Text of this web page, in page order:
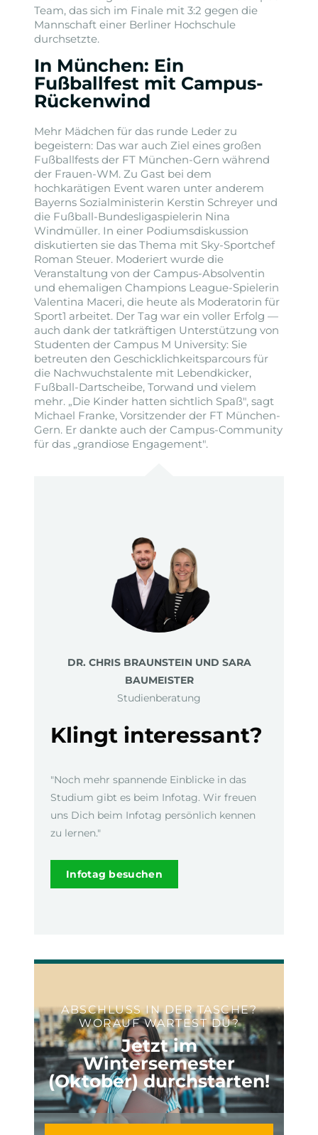
Team, das sich im Finale mit 3:2 gegen die
Mannschaft einer Berliner Hochschule
durchsetzte.
In München: Ein
Fußballfest mit Campus-
Rückenwind
Mehr Mädchen für das runde Leder zu
begeistern: Das war auch Ziel eines großen
Fußballfests der FT München-Gern während
der Frauen-WM. Zu Gast bei dem
hochkarätigen Event waren unter anderem
Bayerns Sozialministerin Kerstin Schreyer und
die Fußball-Bundesligaspielerin Nina
Windmüller. In einer Podiumsdiskussion
diskutierten sie das Thema mit Sky-Sportchef
Roman Steuer. Moderiert wurde die
Veranstaltung von der Campus-Absolventin
und ehemaligen Champions League-Spielerin
Valentina Maceri, die heute als Moderatorin für
Sport1 arbeitet. Der Tag war ein voller Erfolg —
auch dank der tatkräftigen Unterstützung von
Studenten der Campus M University: Sie
betreuten den Geschicklichkeitsparcours für
die Nachwuchstalente mit Lebendkicker,
Fußball-Dartscheibe, Torwand und vielem
mehr. „Die Kinder hatten sichtlich Spaß", sagt
Michael Franke, Vorsitzender der FT München-
Gern. Er dankte auch der Campus-Community
für das „grandiose Engagement".
DR. CHRIS BRAUNSTEIN UND SARA
BAUMEISTER
Studienberatung
Klingt interessant?
"Noch mehr spannende Einblicke in das
Studium gibt es beim Infotag. Wir freuen
uns Dich beim Infotag persönlich kennen
zu lernen."
Infotag besuchen
ABSCHLUSS IN DER TASCHE?
WORAUF WARTEST DU?
Jetzt im
Wintersemester
(Oktober) durchstarten!